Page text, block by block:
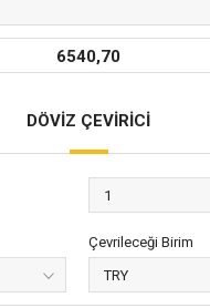
6540,70
DÖVİZ ÇEVİRİCİ
Çevrileceği Birim